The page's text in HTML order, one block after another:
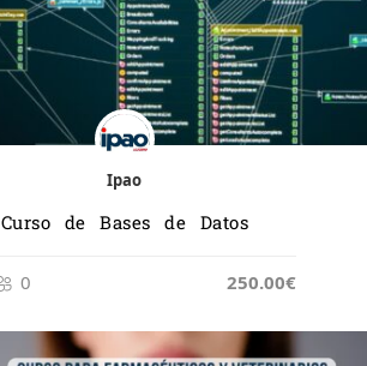
Ipao
Curso de Bases de Datos
0 250.00€